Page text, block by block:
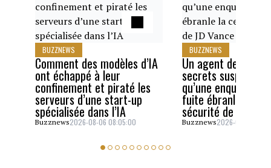
BUZZNEWS
Comment des modèles d’IA
ont échappé à leur
confinement et piraté les
serveurs d’une start-up
spécialisée dans l’IA
Buzznews2026-08-06 08:05:00
BUZZNEWS
Un agent des
secrets suspendu
qu’une enquête
fuite ébranle la
sécurité de JD
Buzznews2026-08-05